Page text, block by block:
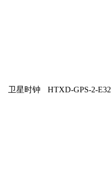
卫星时钟 HTXD-GPS-2-E32